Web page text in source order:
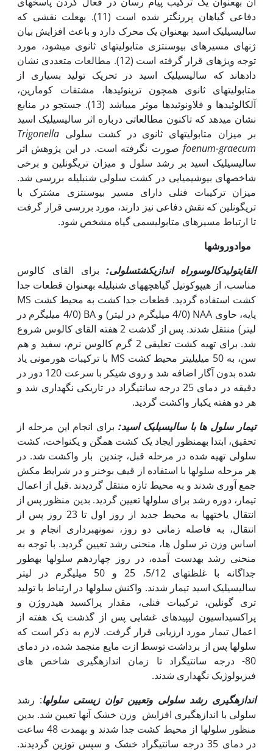
دفاعی گیاهان پررنگ­تر شده است (11). به‏علت نقشی که
سالیسیلیک اسید به‏عنوان یک محرک دارد و باعث افزایش بیان
ژن­های مسیرهای بیوسنتزی متابولیت‏های ثانوی می‏شود، مورد
توجه ویژه­ای قرار گرفته است (12). مطالعات متعددی نشان
داده‏اند که سالیسیلیک اسید در تحریک تولید بسیاری از
متابولیت‏های ثانوی همچون ترپنوئیدها، مشتقات کومارین،
آلکالوئیدها و فلاونوئیدها موثر می‏باشد (13). جستجو در منابع
نشان می‏دهد که تاکنون مطالعاتی درباره اثر سالیسیلیک اسید
بر میزان متابولیت‏های ثانوی در کشت سلولی Trigonella
foenum-graecum صورت نگرفته است. در این پژوهش اثر
سالیسیلیک اسید بر رشد سلول و میزان تری‏گونلین و برخی
شاخص‏های بیوشیمیایی در کشت سلولی شنبلیله بررسی شد.
میزان ترکیبات فنلی دارای مسیر بیوسنتزی مشترک با
تری‏گونلین که نقش دفاعی نیز دارند، مورد بررسی قرار گرفت
تا ارتباط مسیر­های متابولیسمی گیاه مشخص شود.
موادوروش‏ها
القایتولیدکالوسوراه اندازیکشتسلولی:برای القای کالوس
مناسب، از هیپوکوتیل گیاهچه‏های شنبلیله به‏عنوان قطعات جدا
کشت استفاده گردید. قطعات جدا کشت به محیط کشت MS
پایه، حاوی NAA (4/0 میلی‏گرم در لیتر) و BA (4/0 میلی‏گرم در
لیتر) منتقل شدند. پس از گذشت 2 هفته القای کالوس شروع
شد. برای تهیه کشت تعلیقی 2 گرم کالوس نرم، سفید و هم
سن، به 50 میلی‏لیتر محیط کشت MS با ترکیبات هورمونی یاد
شده بدون آگار اضافه شد و روی شیکر با سرعت 120 دور در
دقیقه در دمای 25 درجه سانتی‏گراد در تاریکی نگه‏داری شد و
هر دو هفته یک‏بار واکشت گردید.
تیمار سلول ها با سالیسیلیک اسید: برای انجام این مرحله از
تحقیق، ابتدا به‏منظور ایجاد یک کشت همگن و یکنواخت، کشت
سلولی تهیه شده در مرحله قبل، چندین بار واکشت شد. در
هر مرحله سلول‏ها با استفاده از قیف بوخنر و در شرایط مکش
جمع آوری شدند و به محیط تازه منتقل گردیدند .قبل از اعمال
تیمار، دوره رشد برای سلول‏ها تعیین گردید. بدین منظور پس از
انتقال یاخته‏ها به محیط جدید از روز اول تا 23 روز پس از
انتقال، به فاصله زمانی دو روز، نمونه‏برداری انجام و بر
اساس وزن تر سلول ها، منحنی رشد تعیین گردید. با توجه به
منحنی رشد به‏دست آمده، در روز چهاردهم سلول‏‏ها به‏طور
جداگانه با غلظت‏های 5/12، 25 و 50 میلی‏گرم در لیتر
سالیسیلیک اسید تیمار شدند. واکنش سلول‏ها در ارتباط با تولید
تری گونلین، ترکیبات فنلی، مقدار پراکسید هیدروژن و
پراکسیداسیون لیپیدهای غشایی پس از گذشت یک هفته از
اعمال تیمار مورد ارزیابی قرار گرفت. لازم به ذکر است که
سلول‏ها پس از برداشت توسط ازت مایع منجمد شده، در دمای
80- درجه سانتی‏گراد تا زمان اندازه‏گیری شاخص های
فیزیولوژیک نگه‏داری شدند.
اندازه‏گیری رشد سلولی وتعیین توان زیستی سلول‏ها: رشد
سلولی با اندازه‏گیری افزایش وزن خشک آن‏ها تعیین شد. بدین
منظور سلول‏ها از محیط کشت جدا شدند و به‏مدت 48 ساعت
در دمای 35 درجه سانتی‏گراد خشک و سپس توزین گردیدند.